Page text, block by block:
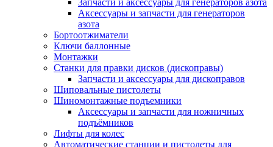
Запчасти и аксессуары для генераторов азота
Аксессуары и запчасти для генераторов
азота
Бортоотжиматели
Ключи баллонные
Монтажки
Станки для правки дисков (дископравы)
Запчасти и аксессуары для дископравов
Шиповальные пистолеты
Шиномонтажные подъемники
Аксессуары и запчасти для ножничных
подъёмников
Лифты для колес
Автоматические станции и пистолеты для